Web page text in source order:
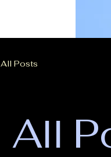
All Posts
All